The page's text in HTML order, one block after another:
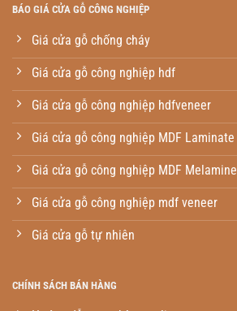
BÁO GIÁ CỬA GỖ CÔNG NGHIỆP
Giá cửa gỗ chống cháy
Giá cửa gỗ công nghiệp hdf
Giá cửa gỗ công nghiệp hdfveneer
Giá cửa gỗ công nghiệp MDF Laminate
Giá cửa gỗ công nghiệp MDF Melamine
Giá cửa gỗ công nghiệp mdf veneer
Giá cửa gỗ tự nhiên
CHÍNH SÁCH BÁN HÀNG